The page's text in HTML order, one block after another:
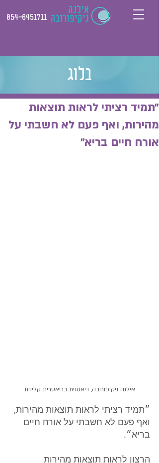
054-6451711
בלוג
״תמיד רציתי לראות תוצאות
מהירות, ואף פעם לא חשבתי על
אורח חיים בריא״
אילנה ניקיפורובה, דיאטנית בריאטרית קלינית
״תמיד רציתי לראות תוצאות מהירות,
ואף פעם לא חשבתי על אורח חיים
בריא״.
הרצון לראות תוצאות מהירות